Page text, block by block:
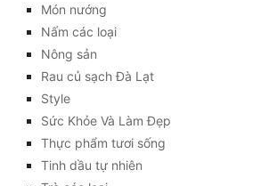
Món nướng
Nấm các loại
Nông sản
Rau củ sạch Đà Lạt
Style
Sức Khỏe Và Làm Đẹp
Thực phẩm tươi sống
Tinh dầu tự nhiên